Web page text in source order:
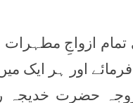
ازواجِ مطہرات
اور ہر ایک
حضرت خدیجہ